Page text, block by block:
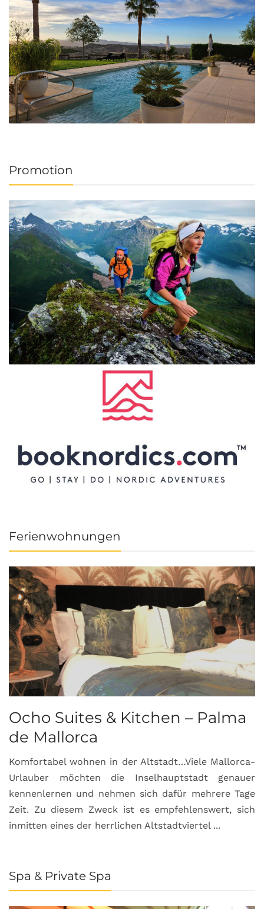
Promotion
Ferienwohnungen
Ocho Suites & Kitchen – Palma
de Mallorca
Komfortabel wohnen in der Altstadt…Viele Mallorca-
Urlauber möchten die Inselhauptstadt genauer
kennenlernen und nehmen sich dafür mehrere Tage
Zeit. Zu diesem Zweck ist es empfehlenswert, sich
inmitten eines der herrlichen Altstadtviertel ...
Spa & Private Spa